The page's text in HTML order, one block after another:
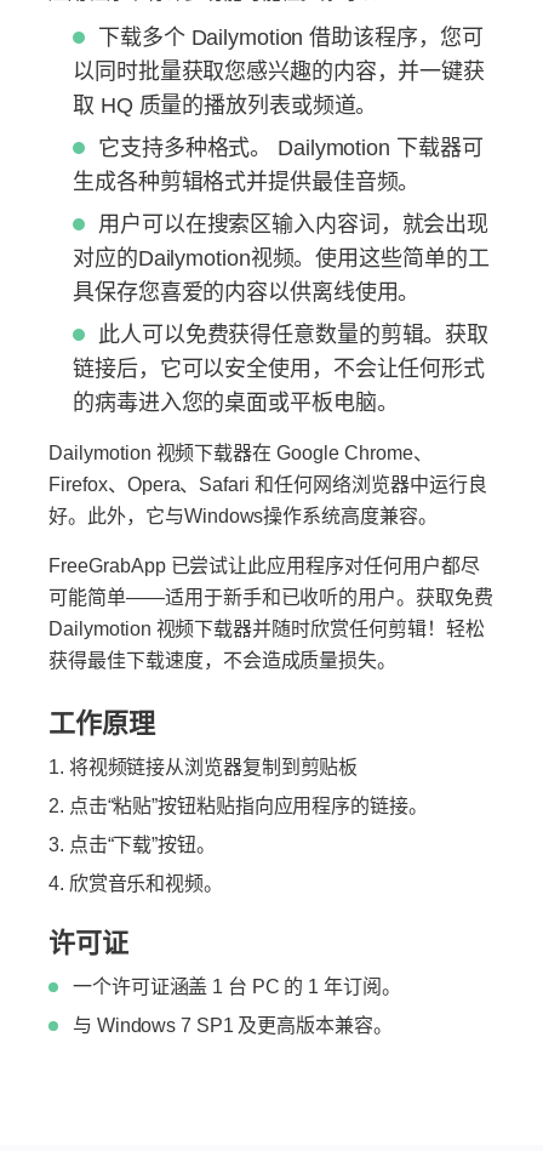
下载多个 Dailymotion 借助该程序，您可
以同时批量获取您感兴趣的内容，并一键获
取 HQ 质量的播放列表或频道。
它支持多种格式。 Dailymotion 下载器可
生成各种剪辑格式并提供最佳音频。
用户可以在搜索区输入内容词，就会出现
对应的Dailymotion视频。使用这些简单的工
具保存您喜爱的内容以供离线使用。
此人可以免费获得任意数量的剪辑。获取
链接后，它可以安全使用，不会让任何形式
的病毒进入您的桌面或平板电脑。
Dailymotion 视频下载器在 Google Chrome、
Firefox、Opera、Safari 和任何网络浏览器中运行良
好。此外，它与Windows操作系统高度兼容。
FreeGrabApp 已尝试让此应用程序对任何用户都尽
可能简单——适用于新手和已收听的用户。获取免费
Dailymotion 视频下载器并随时欣赏任何剪辑！轻松
获得最佳下载速度，不会造成质量损失。
工作原理
将视频链接从浏览器复制到剪贴板
点击“粘贴”按钮粘贴指向应用程序的链接。
点击“下载”按钮。
欣赏音乐和视频。
许可证
一个许可证涵盖 1 台 PC 的 1 年订阅。
与 Windows 7 SP1 及更高版本兼容。